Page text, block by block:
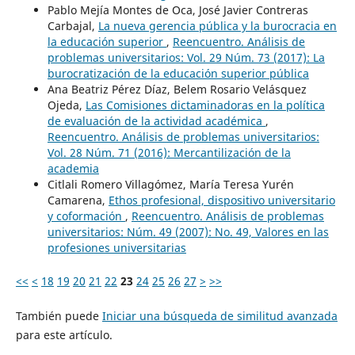
Pablo Mejía Montes de Oca, José Javier Contreras
Carbajal, La nueva gerencia pública y la burocracia en
la educación superior , Reencuentro. Análisis de
problemas universitarios: Vol. 29 Núm. 73 (2017): La
burocratización de la educación superior pública
Ana Beatriz Pérez Díaz, Belem Rosario Velásquez
Ojeda, Las Comisiones dictaminadoras en la política
de evaluación de la actividad académica ,
Reencuentro. Análisis de problemas universitarios:
Vol. 28 Núm. 71 (2016): Mercantilización de la
academia
Citlali Romero Villagómez, María Teresa Yurén
Camarena, Ethos profesional, dispositivo universitario
y coformación , Reencuentro. Análisis de problemas
universitarios: Núm. 49 (2007): No. 49, Valores en las
profesiones universitarias
<< < 18 19 20 21 22 23 24 25 26 27 > >>
También puede Iniciar una búsqueda de similitud avanzada
para este artículo.